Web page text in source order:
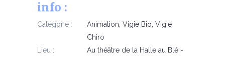
info :
Catégorie : Animation, Vigie Bio, Vigie
Chiro
Lieu :
Au théâtre de la Halle au Blé -